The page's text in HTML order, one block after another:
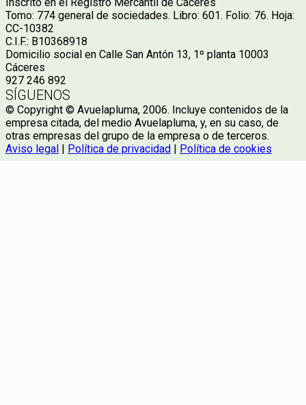
Inscrito en el Registro Mercantil de Cáceres
Tomo: 774 general de sociedades. Libro: 601. Folio: 76. Hoja:
CC-10382
C.I.F.: B10368918
Domicilio social en Calle San Antón 13, 1º planta 10003
Cáceres
927 246 892
SÍGUENOS
© Copyright © Avuelapluma, 2006. Incluye contenidos de la
empresa citada, del medio Avuelapluma, y, en su caso, de
otras empresas del grupo de la empresa o de terceros.
Aviso legal
Política de privacidad Política de cookies